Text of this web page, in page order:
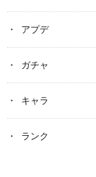
アプデ
ガチャ
キャラ
ランク